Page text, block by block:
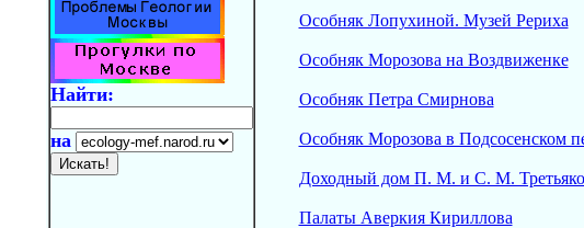
Найти:
на
Особняк Лопухиной. Музей Рериха
Особняк Морозова на Воздвиженке
Особняк Петра Смирнова
Особняк Морозова в Подсосенском
Доходный дом П. М. и С. М.
Палаты Аверкия Кириллова